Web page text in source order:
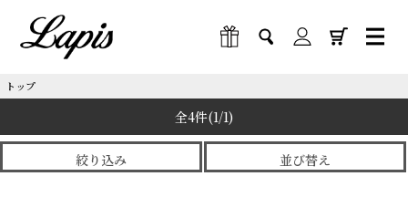
トップ
全4件(1/1)
絞り込み 並び替え